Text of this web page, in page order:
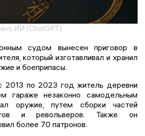
ИИ (ChatGPT)
судом вынесен приговор в
который изготавливал и хранил
и боеприпасы.
2013 по 2023 год житель деревни
гараже незаконно самодельным
оружие, путем сборки частей
и револьверов. Также он
более 70 патронов.